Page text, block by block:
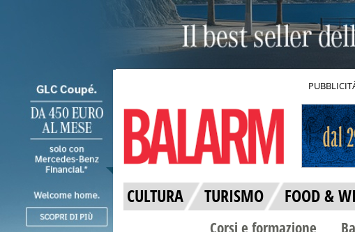
CULTURA TURISMO FOOD &
Corsi e formazione